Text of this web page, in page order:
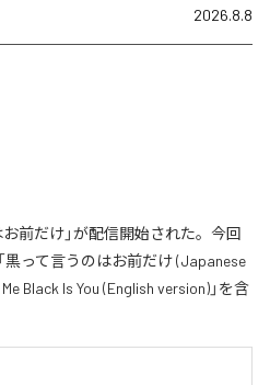
2026.8.8
お前だけ」が配信開始された。今回
黒って言うのはお前だけ (Japanese
Black Is You (English version)」を含